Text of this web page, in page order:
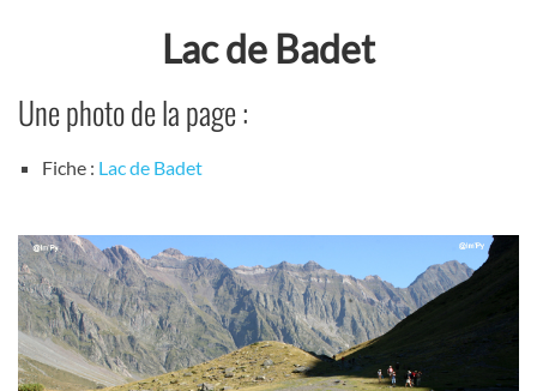
Lac de Badet
Une photo de la page :
Fiche : Lac de Badet